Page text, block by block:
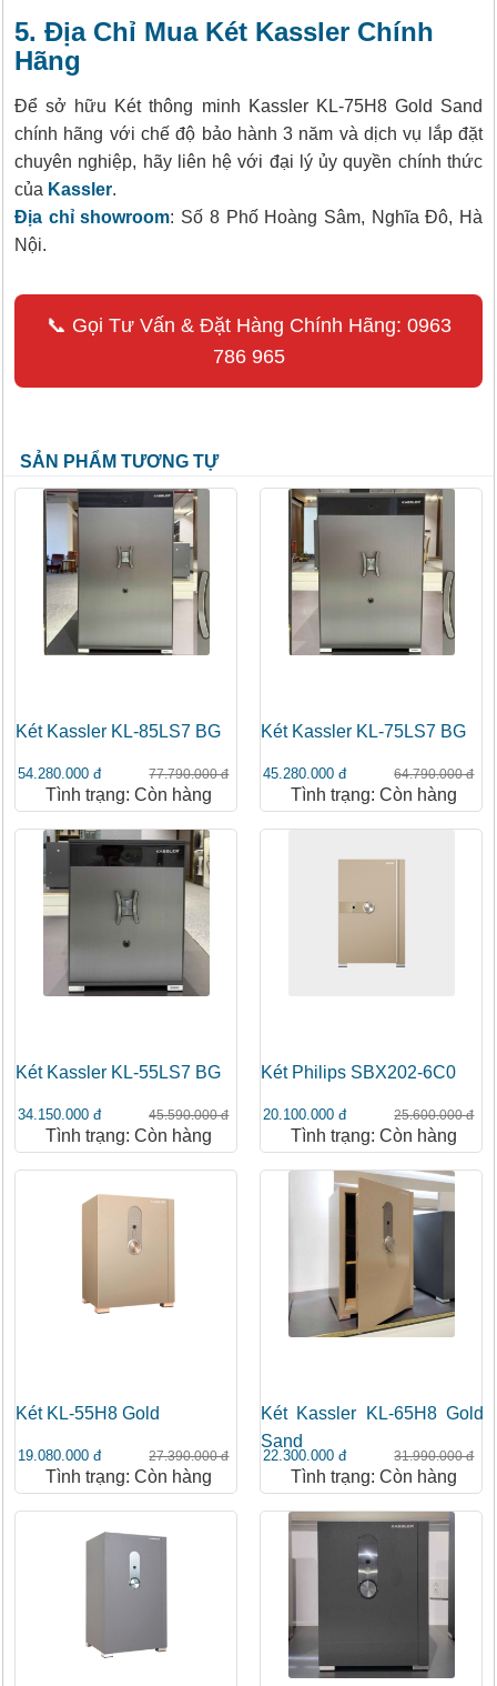
5. Địa Chỉ Mua Két Kassler Chính
Hãng
Để sở hữu Két thông minh Kassler KL-75H8 Gold Sand
chính hãng với chế độ bảo hành 3 năm và dịch vụ lắp đặt
chuyên nghiệp, hãy liên hệ với đại lý ủy quyền chính thức
của Kassler.
Địa chỉ showroom: Số 8 Phố Hoàng Sâm, Nghĩa Đô, Hà
Nội.
📞 Gọi Tư Vấn & Đặt Hàng Chính Hãng: 0963
786 965
SẢN PHẨM TƯƠNG TỰ
Két Kassler KL-85LS7 BG
54.280.000 đ 77.790.000 đ
Tình trạng: Còn hàng
Két Kassler KL-75LS7 BG
45.280.000 đ 64.790.000 đ
Tình trạng: Còn hàng
Két Kassler KL-55LS7 BG
34.150.000 đ 45.590.000 đ
Tình trạng: Còn hàng
Két Philips SBX202-6C0
20.100.000 đ 25.600.000 đ
Tình trạng: Còn hàng
Két KL-55H8 Gold
19.080.000 đ 27.390.000 đ
Tình trạng: Còn hàng
Két Kassler KL-65H8 Gold
Sand
22.300.000 đ 31.990.000 đ
Tình trạng: Còn hàng